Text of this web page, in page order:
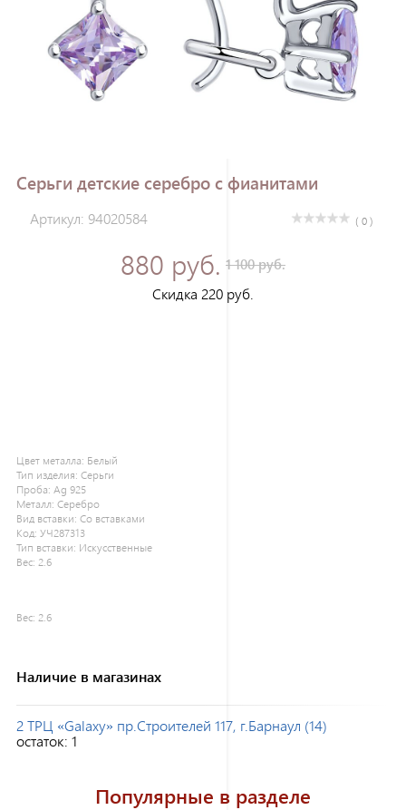
Серьги детские серебро с фианитами
Артикул: 94020584 ( 0 )
880 руб. 1 100 руб.
Скидка 220 руб.
Цвет металла: Белый
Тип изделия: Серьги
Проба: Ag 925
Металл: Серебро
Вид вставки: Со вставками
Код: УЧ287313
Тип вставки: Искусственные
Вес: 2.6
Вес: 2.6
Наличие в магазинах
2 ТРЦ «Galaxy» пр.Строителей 117, г.Барнаул (14)
остаток: 1
Популярные в разделе
Зарегистрироваться